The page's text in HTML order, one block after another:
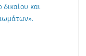
και